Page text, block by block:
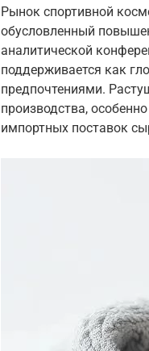
Рынок спортивной
обусловленный
аналитической
поддерживается как
предпочтениями.
производства,
импортных поставок